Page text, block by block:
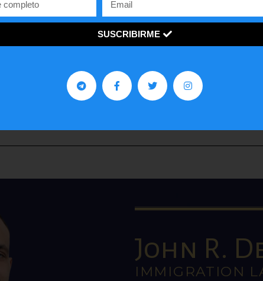
Contra Poder 3.0
Somos un programa y medio de opinión, análisis y
ventana a los jóvenes con una visión innovadora sobre
economía y política de países como Estados Unidos y
Venezuela.
John R.
IMMIGRATION
SUSCRIBIRME